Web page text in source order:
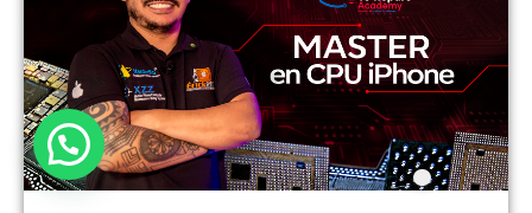
Necesitas ayuda?